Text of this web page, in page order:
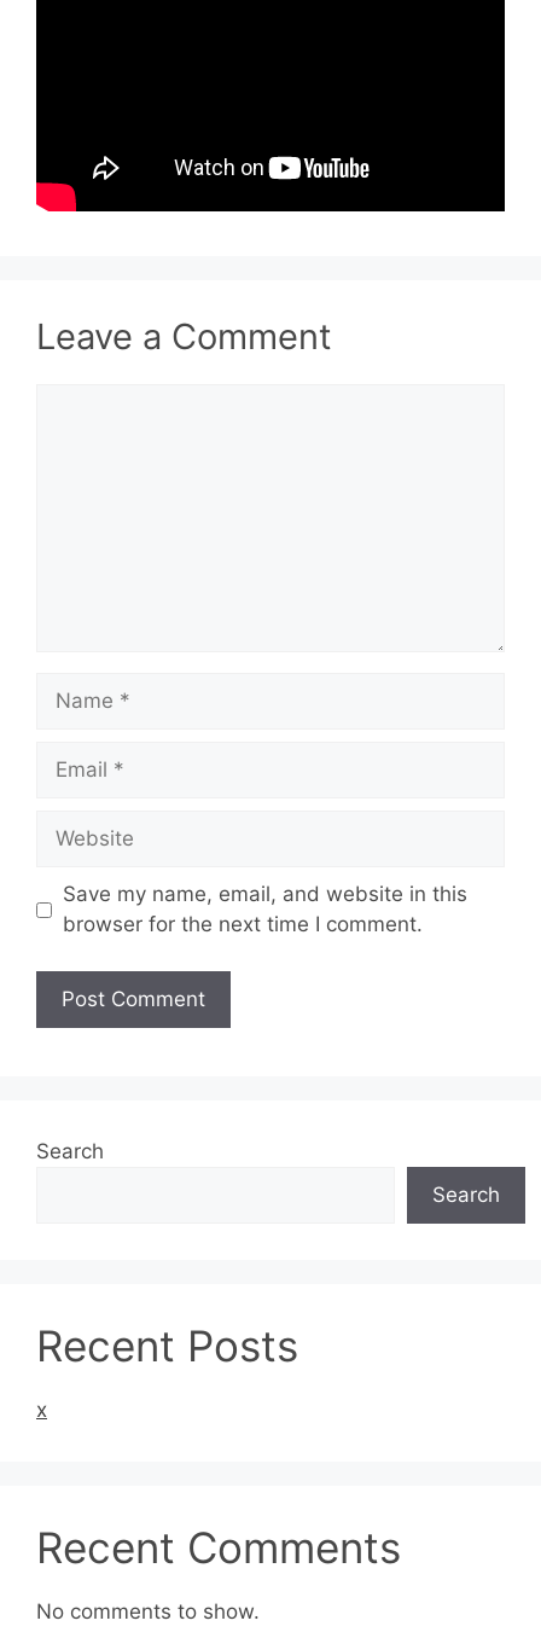
Leave a Comment
Name
Email
Website
Save my name, email, and website in this
browser for the next time I comment.
Search
Search
Recent Posts
x
Recent Comments
No comments to show.